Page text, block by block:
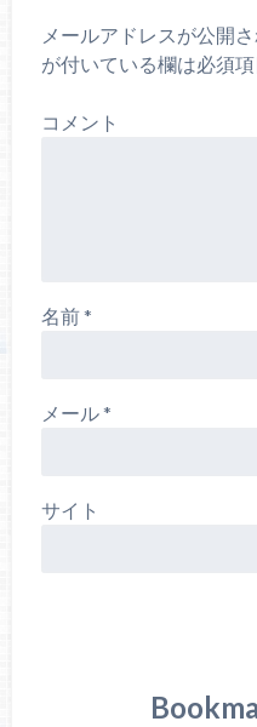
メールアドレスが公開
が付いている欄は必須
コメント
名前*
メール*
サイト